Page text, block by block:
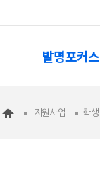
발명포커스
지원사업 학